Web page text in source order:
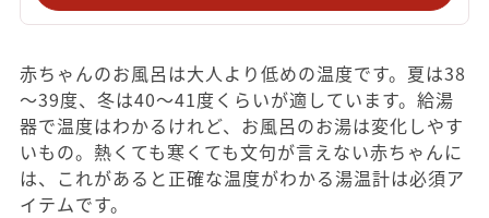
赤ちゃんのお風呂は大人より低めの温度です。夏は38
～39度、冬は40～41度くらいが適しています。給湯
器で温度はわかるけれど、お風呂のお湯は変化しやす
いもの。熱くても寒くても文句が言えない赤ちゃんに
は、これがあると正確な温度がわかる湯温計は必須ア
イテムです。